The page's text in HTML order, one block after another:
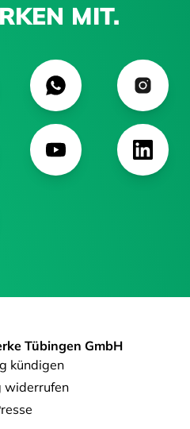
MIT.
Tübingen GmbH
kündigen
widerrufen